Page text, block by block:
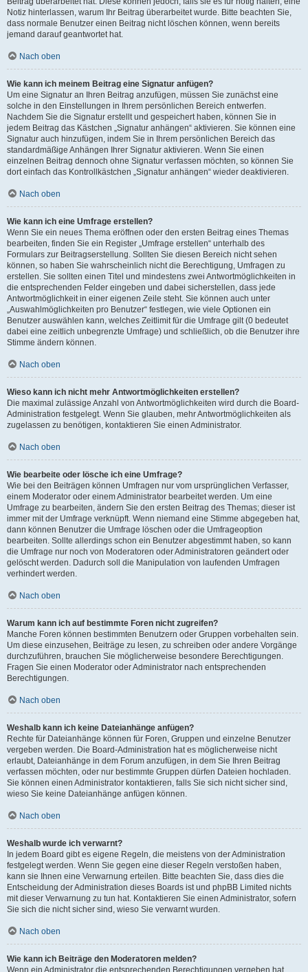
Notiz hinterlassen, warum Ihr Beitrag überarbeitet wurde. Bitte beachten Sie,
dass normale Benutzer einen Beitrag nicht löschen können, wenn bereits
jemand darauf geantwortet hat.
Nach oben
Wie kann ich meinem Beitrag eine Signatur anfügen?
Um eine Signatur an Ihren Beitrag anzufügen, müssen Sie zunächst eine
solche in den Einstellungen in Ihrem persönlichen Bereich entwerfen.
Nachdem Sie die Signatur erstellt und gespeichert haben, können Sie in
jedem Beitrag das Kästchen „Signatur anhängen“ aktivieren. Sie können eine
Signatur auch hinzufügen, indem Sie in Ihrem persönlichen Bereich das
standardmäßige Anhängen Ihrer Signatur aktivieren. Wenn Sie einen
einzelnen Beitrag dennoch ohne Signatur verfassen möchten, so können Sie
dort einfach das Kontrollkästchen „Signatur anhängen“ wieder deaktivieren.
Nach oben
Wie kann ich eine Umfrage erstellen?
Wenn Sie ein neues Thema eröffnen oder den ersten Beitrag eines Themas
bearbeiten, finden Sie ein Register „Umfrage erstellen“ unterhalb des
Formulars zur Beitragserstellung. Sollten Sie diesen Bereich nicht sehen
können, so haben Sie wahrscheinlich nicht die Berechtigung, Umfragen zu
erstellen. Sie sollten einen Titel und mindestens zwei Antwortmöglichkeiten in
die entsprechenden Felder eingeben und dabei sicherstellen, dass jede
Antwortmöglichkeit in einer eigenen Zeile steht. Sie können auch unter
„Auswahlmöglichkeiten pro Benutzer“ festlegen, wie viele Optionen ein
Benutzer auswählen kann, welches Zeitlimit für die Umfrage gilt (0 bedeutet
dabei eine zeitlich unbegrenzte Umfrage) und schließlich, ob die Benutzer ihre
Stimme ändern können.
Nach oben
Wieso kann ich nicht mehr Antwortmöglichkeiten erstellen?
Die maximal zulässige Anzahl von Antwortmöglichkeiten wird durch die Board-
Administration festgelegt. Wenn Sie glauben, mehr Antwortmöglichkeiten als
zugelassen zu benötigen, kontaktieren Sie einen Administrator.
Nach oben
Wie bearbeite oder lösche ich eine Umfrage?
Wie bei den Beiträgen können Umfragen nur vom ursprünglichen Verfasser,
einem Moderator oder einem Administrator bearbeitet werden. Um eine
Umfrage zu bearbeiten, ändern Sie den ersten Beitrag des Themas; dieser ist
immer mit der Umfrage verknüpft. Wenn niemand eine Stimme abgegeben hat,
dann können Benutzer die Umfrage löschen oder die Umfrageoption
bearbeiten. Sollte allerdings schon ein Benutzer abgestimmt haben, so kann
die Umfrage nur noch von Moderatoren oder Administratoren geändert oder
gelöscht werden. Dadurch soll die Manipulation von laufenden Umfragen
verhindert werden.
Nach oben
Warum kann ich auf bestimmte Foren nicht zugreifen?
Manche Foren können bestimmten Benutzern oder Gruppen vorbehalten sein.
Um diese einzusehen, Beiträge zu lesen, zu schreiben oder andere Vorgänge
durchzuführen, brauchen Sie möglicherweise besondere Berechtigungen.
Fragen Sie einen Moderator oder Administrator nach entsprechenden
Berechtigungen.
Nach oben
Weshalb kann ich keine Dateianhänge anfügen?
Rechte für Dateianhänge können für Foren, Gruppen und einzelne Benutzer
vergeben werden. Die Board-Administration hat es möglicherweise nicht
erlaubt, Dateianhänge in dem Forum anzufügen, in dem Sie Ihren Beitrag
verfassen möchten, oder nur bestimmte Gruppen dürfen Dateien hochladen.
Sie können einen Administrator kontaktieren, falls Sie sich nicht sicher sind,
wieso Sie keine Dateianhänge anfügen können.
Nach oben
Weshalb wurde ich verwarnt?
In jedem Board gibt es eigene Regeln, die meistens von der Administration
festgelegt werden. Wenn Sie gegen eine dieser Regeln verstoßen haben,
kann sie Ihnen eine Verwarnung erteilen. Bitte beachten Sie, dass dies die
Entscheidung der Administration dieses Boards ist und phpBB Limited nichts
mit dieser Verwarnung zu tun hat. Kontaktieren Sie einen Administrator, sofern
Sie sich die nicht sicher sind, wieso Sie verwarnt wurden.
Nach oben
Wie kann ich Beiträge den Moderatoren melden?
Wenn ein Administrator die entsprechenden Berechtigungen vergeben hat,